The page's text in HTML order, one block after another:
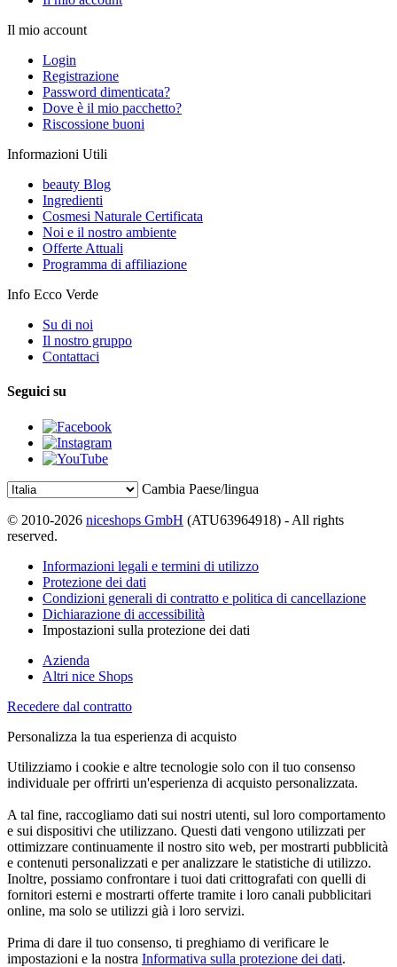
Il mio account
Login
Registrazione
Password dimenticata?
Dove è il mio pacchetto?
Riscossione buoni
Informazioni Utili
beauty Blog
Ingredienti
Cosmesi Naturale Certificata
Noi e il nostro ambiente
Offerte Attuali
Programma di affiliazione
Info Ecco Verde
Su di noi
Il nostro gruppo
Contattaci
Seguici su
Cambia Paese/lingua
© 2010-2026 niceshops GmbH (ATU63964918) - All rights
reserved.
Informazioni legali e termini di utilizzo
Protezione dei dati
Condizioni generali di contratto e politica di cancellazione
Dichiarazione di accessibilità
Impostazioni sulla protezione dei dati
Azienda
Altri nice Shops
Recedere dal contratto
Personalizza la tua esperienza di acquisto
Utilizziamo i cookie e altre tecnologie solo con il tuo consenso
individuale per offrirti un'esperienza di acquisto personalizzata.
A tal fine, raccogliamo dati sui nostri utenti, sul loro comportamento
e sui dispositivi che utilizzano. Questi dati vengono utilizzati per
ottimizzare continuamente il nostro sito web, per mostrarti pubblicità
e contenuti personalizzati e per analizzare le statistiche di utilizzo.
Inoltre, possiamo confrontare i tuoi dati crittografati con quelli di
fornitori esterni e mostrarti offerte tramite i loro canali pubblicitari
online, ma solo se utilizzi già i loro servizi.
Prima di dare il tuo consenso, ti preghiamo di verificare le
impostazioni e la nostra Informativa sulla protezione dei dati.